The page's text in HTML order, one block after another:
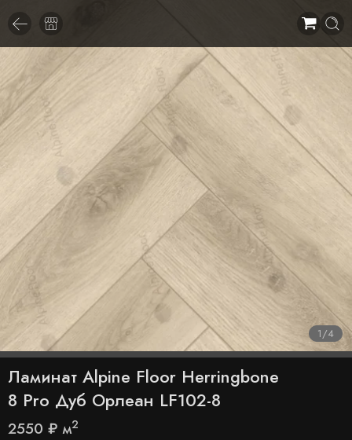
1/4
Ламинат Alpine Floor Herringbone
8 Pro Дуб Орлеан LF102-8
2550 ₽ м2